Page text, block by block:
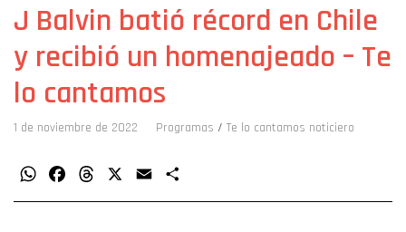
J Balvin batió récord en Chile
y recibió un homenajeado – Te
lo cantamos
1 de noviembre de 2022 Programas / Te lo cantamos noticiero
WhatsAppFacebookThreads Email